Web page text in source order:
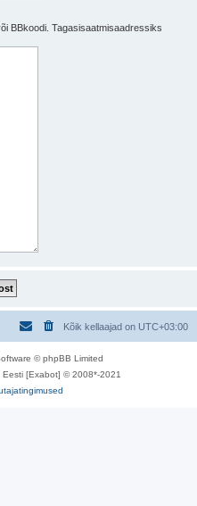
BBkoodi. Tagasisaatmisaadressiks
Kõik kellaajad on UTC+03:00
© phpBB Limited
[Exabot] © 2008*-2021